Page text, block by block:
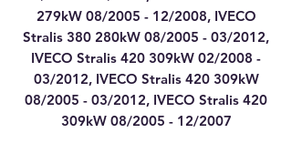
279kW 08/2005 - 12/2008, IVECO
Stralis 380 280kW 08/2005 - 03/2012,
IVECO Stralis 420 309kW 02/2008 -
03/2012, IVECO Stralis 420 309kW
08/2005 - 03/2012, IVECO Stralis 420
309kW 08/2005 - 12/2007